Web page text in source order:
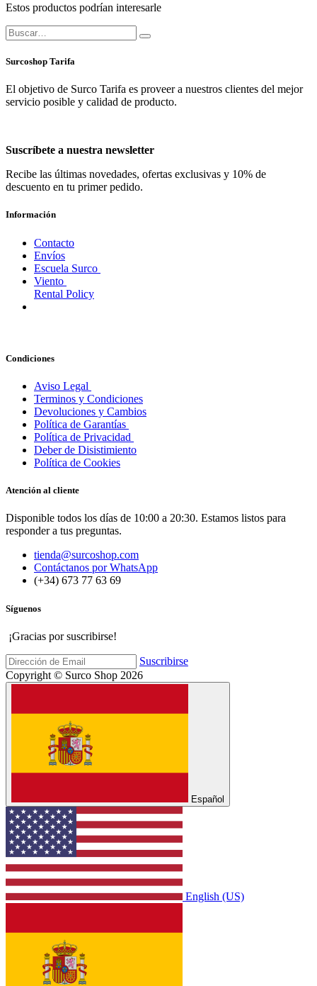
Estos productos podrían interesarle
Surcoshop Tarifa
El objetivo de Surco Tarifa es proveer a nuestros clientes del mejor
servicio posible y calidad de producto.
Suscríbete a nuestra newsletter
Recibe las últimas novedades, ofertas exclusivas y 10% de
descuento en tu primer pedido.
Información
Contacto
Envíos
Escuela Surco
Viento
Rental Policy
Condiciones
Aviso Legal
Terminos y Condiciones
Devoluciones y Cambios
Política de Garantías
Política de Privacidad
Deber de Disistimiento
Política de Cookies
Atención al cliente
Disponible todos los días de 10:00 a 20:30. Estamos listos para
responder a tus preguntas.
tienda@surcoshop.com
Contáctanos por WhatsApp
(+34) 673 77 63 69
Síguenos
¡Gracias por suscribirse!
Suscribirse
Copyright © Surco Shop 2026
Español
English (US)